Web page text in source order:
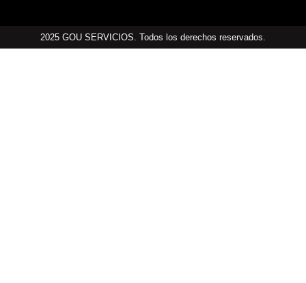
2025 GOU SERVICIOS. Todos los derechos reservados.